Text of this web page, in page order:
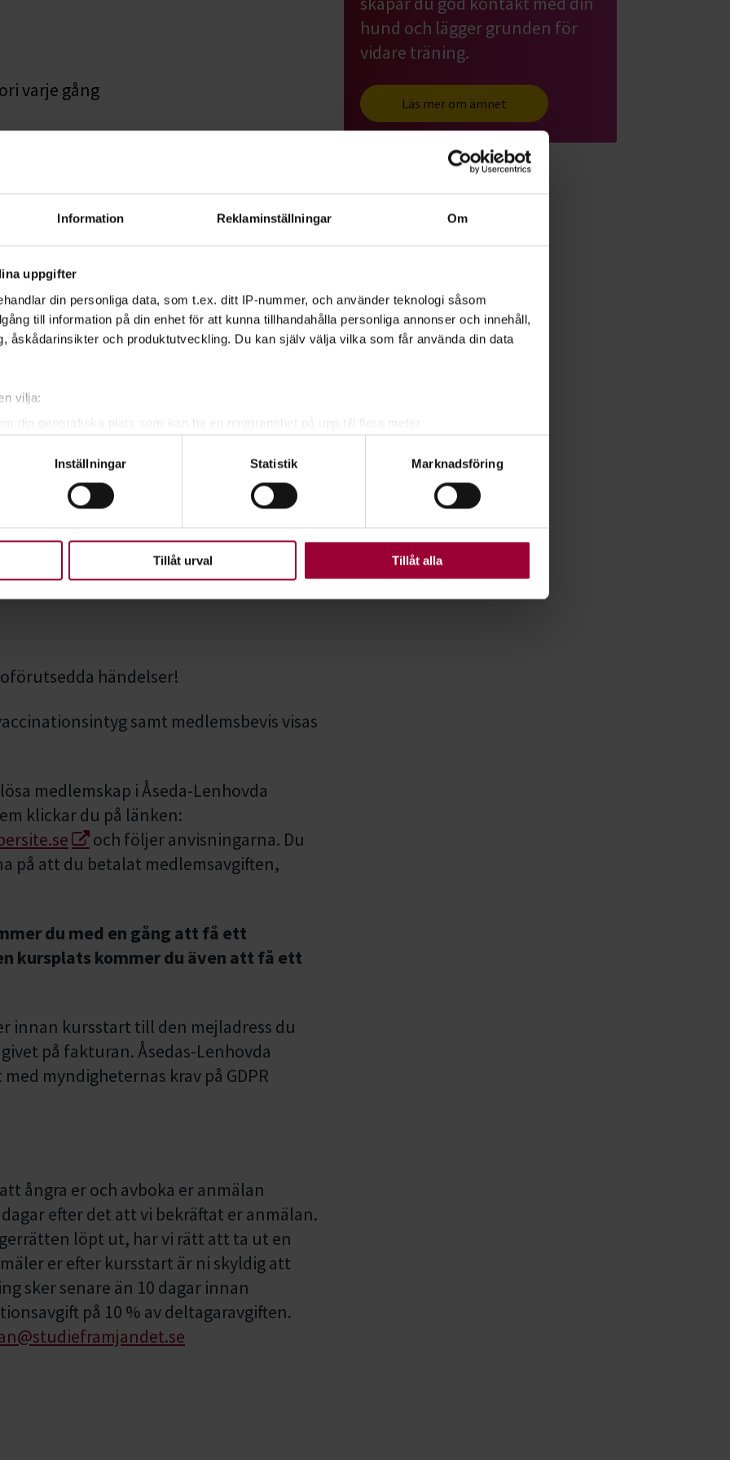
Information Reklaminställningar Om
uppgifter
din personliga data, som t.ex. ditt IP-nummer, och använder teknologi såsom
till information på din enhet för att kunna tillhandahålla personliga annonser och innehåll,
åskådarinsikter och produktutveckling. Du kan själv välja vilka som får använda din data
vilja:
din geografiska plats som kan ha en noggrannhet på upp till flera meter
uppgifter behandlas och ställ in dina preferenser i
detaljsektionen . Du kan ändra
när som helst från cookie-förklaringen.
som möjligt använder vi kakor (cookies) på vår webbplats. Vissa kakor är
Inställningar Statistik Marknadsföring
Tillåt urval Tillåt alla
varje gång
Lisa Johansson. För mer information
händelser!
samt medlemsbevis visas
medlemskap i Åseda-Lenhovda
klickar du på länken:
och följer anvisningarna. Du
på att du betalat medlemsavgiften,
du med en gång att få ett
kursplats kommer du även att få ett
innan kursstart till den mejladress du
på fakturan. Åsedas-Lenhovda
myndigheternas krav på GDPR
ångra er och avboka er anmälan
efter det att vi bekräftat er anmälan.
löpt ut, har vi rätt att ta ut en
er efter kursstart är ni skyldig att
sker senare än 10 dagar innan
på 10 % av deltagaravgiften.
hund och lägger grunden för
vidare träning.
Läs mer om ämnet